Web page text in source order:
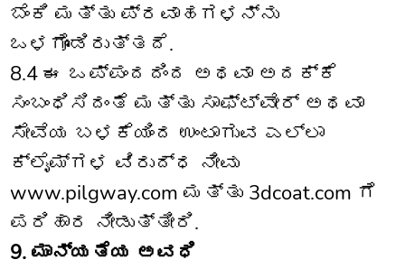
ಬೆಂಕಿ ಮತ್ತು ಪ್ರವಾಹಗಳನ್ನು
ಒಳಗೊಂಡಿರುತ್ತದೆ.
8.4 ಈ ಒಪ್ಪಂದದಿಂದ ಅಥವಾ ಅದಕ್ಕೆ
ಸಂಬಂಧಿಸಿದಂತೆ ಮತ್ತು ಸಾಫ್ಟ್‌ವೇರ್ ಅಥವಾ
ಸೇವೆಯ ಬಳಕೆಯಿಂದ ಉಂಟಾಗುವ ಎಲ್ಲಾ
ಕ್ಲೈಮ್‌ಗಳ ವಿರುದ್ಧ ನೀವು
www.pilgway.com ಮತ್ತು 3dcoat.com ಗೆ
ಪರಿಹಾರ ನೀಡುತ್ತೀರಿ.
9. ಮಾನ್ಯತೆಯ ಅವಧಿ